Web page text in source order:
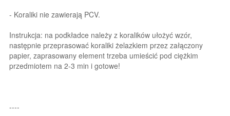
- Koraliki nie zawierają PCV.
Instrukcja: na podkładce należy z koralików ułożyć wzór,
następnie przeprasować koraliki żelazkiem przez załączony
papier, zaprasowany element trzeba umieścić pod ciężkim
przedmiotem na 2-3 min i gotowe!
----